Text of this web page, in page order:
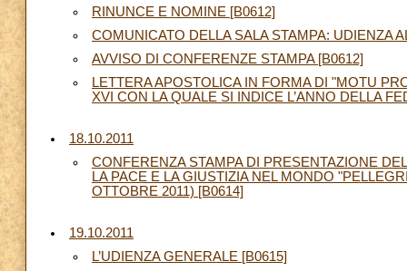
RINUNCE E NOMINE [B0612]
COMUNICATO DELLA SALA STAMPA: UDIENZA
AVVISO DI CONFERENZE STAMPA [B0612]
LETTERA APOSTOLICA IN FORMA DI "MOTU
XVI CON LA QUALE SI INDICE L’ANNO DELLA
18.10.2011
CONFERENZA STAMPA DI PRESENTAZIONE
LA PACE E LA GIUSTIZIA NEL MONDO
OTTOBRE 2011) [B0614]
19.10.2011
L’UDIENZA GENERALE [B0615]